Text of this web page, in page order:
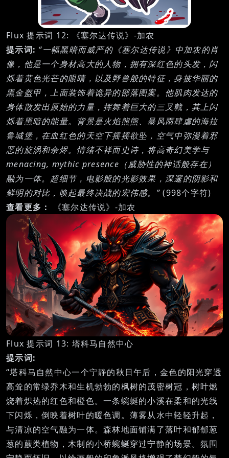
Flux 提示词 12: 《塞尔达传说》-加农
提示词: “一幅黑暗而威严的《塞尔达传说》中加农的肖
像，他是一个身材高大的人物，拥有深红色的头发，闪
烁着黄色光芒的眼睛，以及野兽般的特征，身披华丽的
黑金盔甲，上面装饰着诡异的部落图案。他肌肉发达的
身体散发出原始的力量，挥舞着巨大的三叉戟，其上闪
烁着黑暗的能量。背景是火焰熊熊、暴风雨肆虐的海拉
鲁城堡，在血红色的天空下摇摇欲坠，空气中弥漫着邪
恶的旋涡和余烬。情绪不祥而史诗，将高奇幻美学与
menacing, mythic presence（威胁性的神话般存在）
融为一体。超细节，电影般的光影效果，深邃的阴影和
鲜明的对比，唤起最终决战的宏伟感。” (998个字符)
查看更多：
《塞尔达传说》-加农
Flux 提示词 13: 塔科马自然中心
提示词:
“塔科马自然中心一个宁静的秋日午后，金色的阳光穿透
高耸的常绿乔木和生机勃勃的枫树的茂密树冠，树叶燃
烧着炽热的红色和橙色。一条蜿蜒的小溪在柔和的光线
下闪烁，倒映着树叶的暖色调。薄雾从水中轻轻升起，
与清凉的空气融为一体。森林地面铺满了落叶和郁郁葱
葱的蕨类植物，木制的小桥蜿蜒穿过宁静的场景。氛围